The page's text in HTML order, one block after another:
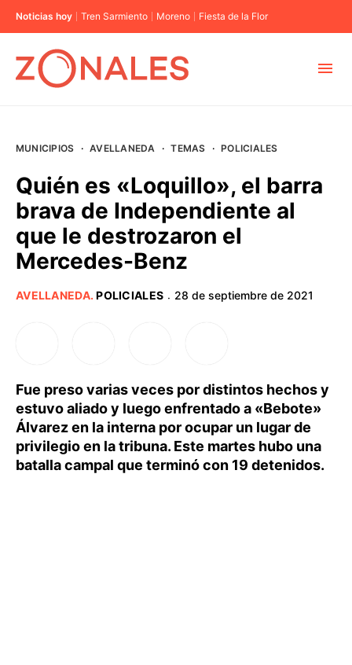
Noticias hoy Tren Sarmiento Moreno Fiesta de la Flor
BUENOS AIRES
PROVINCIAS
MUNICIPIOS · AVELLANEDA · TEMAS · POLICIALES
Quién es «Loquillo», el barra
brava de Independiente al
que le destrozaron el
Mercedes-Benz
AVELLANEDA.POLICIALES · 28 de septiembre de 2021
Fue preso varias veces por distintos hechos y
estuvo aliado y luego enfrentado a «Bebote»
Álvarez en la interna por ocupar un lugar de
privilegio en la tribuna. Este martes hubo una
batalla campal que terminó con 19 detenidos.